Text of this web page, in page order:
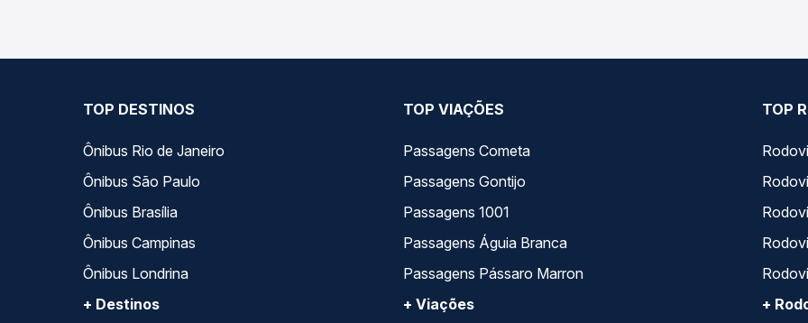
TOP DESTINOS
Ônibus Rio de Janeiro
Ônibus São Paulo
Ônibus Brasília
Ônibus Campinas
Ônibus Londrina
+ Destinos
TOP VIAÇÕES
Passagens Cometa
Passagens Gontijo
Passagens 1001
Passagens Águia Branca
Passagens Pássaro Marron
+ Viações
TOP
+